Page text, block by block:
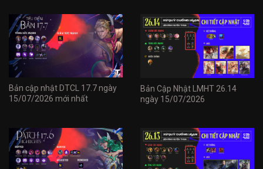
Bản cập nhật DTCL 17.7 ngày
15/07/2026 mới nhất
Bản Cập Nhật LMHT 26.14
ngày 15/07/2026